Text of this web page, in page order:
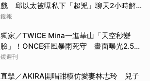
戲 邱以太被曝私下「超兇」聊天2小時解
心結
鏡報
獨家／TWICE Mina一進華山「天空秒變
臉」！ONCE狂風暴雨死守 畫面曝光2.5萬
人笑翻
鏡週刊
直擊／AKIRA開唱甜模仿愛妻林志玲 兒子